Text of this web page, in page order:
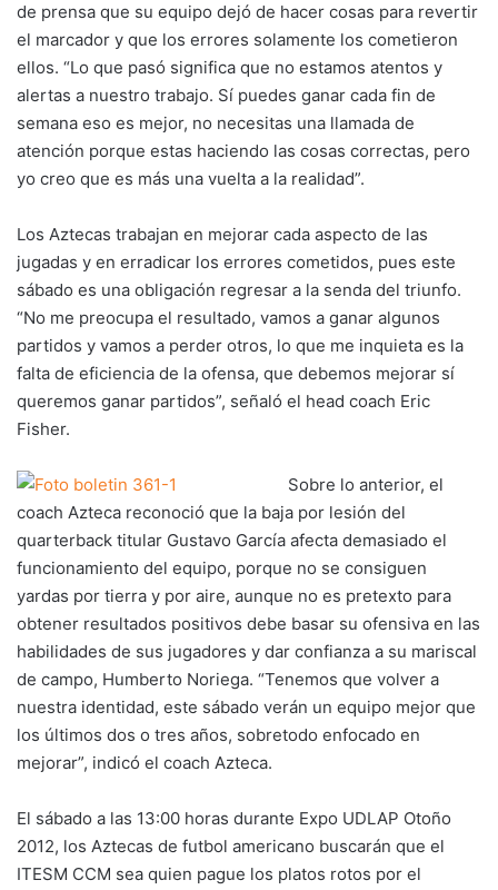
de prensa que su equipo dejó de hacer cosas para revertir
el marcador y que los errores solamente los cometieron
ellos. “Lo que pasó significa que no estamos atentos y
alertas a nuestro trabajo. Sí puedes ganar cada fin de
semana eso es mejor, no necesitas una llamada de
atención porque estas haciendo las cosas correctas, pero
yo creo que es más una vuelta a la realidad”.
Los Aztecas trabajan en mejorar cada aspecto de las
jugadas y en erradicar los errores cometidos, pues este
sábado es una obligación regresar a la senda del triunfo.
“No me preocupa el resultado, vamos a ganar algunos
partidos y vamos a perder otros, lo que me inquieta es la
falta de eficiencia de la ofensa, que debemos mejorar sí
queremos ganar partidos”, señaló el head coach Eric
Fisher.
Sobre lo anterior, el
coach Azteca reconoció que la baja por lesión del
quarterback titular Gustavo García afecta demasiado el
funcionamiento del equipo, porque no se consiguen
yardas por tierra y por aire, aunque no es pretexto para
obtener resultados positivos debe basar su ofensiva en las
habilidades de sus jugadores y dar confianza a su mariscal
de campo, Humberto Noriega. “Tenemos que volver a
nuestra identidad, este sábado verán un equipo mejor que
los últimos dos o tres años, sobretodo enfocado en
mejorar”, indicó el coach Azteca.
El sábado a las 13:00 horas durante Expo UDLAP Otoño
2012, los Aztecas de futbol americano buscarán que el
ITESM CCM sea quien pague los platos rotos por el